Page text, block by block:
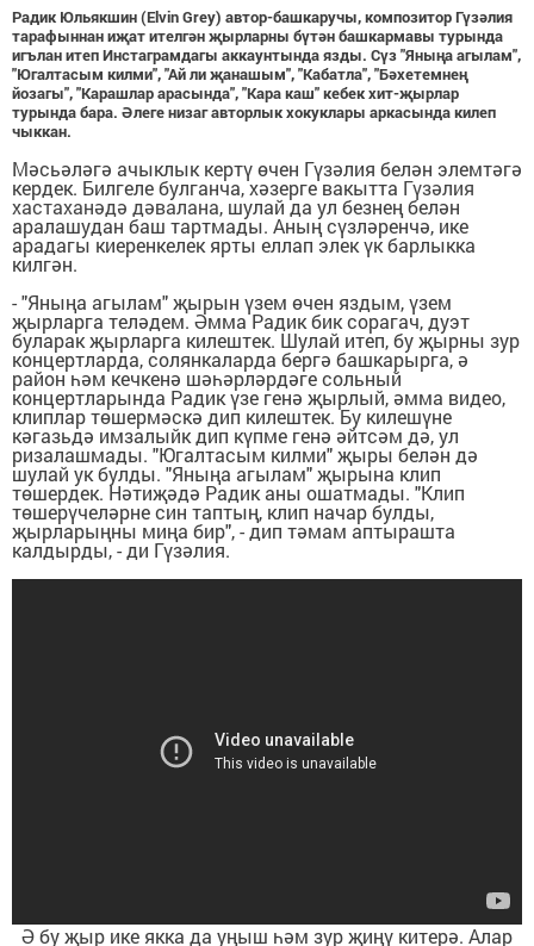
Радик Юльякшин (Elvin Grey) автор-башкаручы, композитор Гүзәлия
тарафыннан иҗат ителгән җырларны бүтән башкармавы турында
игълан итеп Инстаграмдагы аккаунтында язды. Сүз "Яныңа агылам",
"Югалтасым килми", "Ай ли җанашым", "Кабатла", "Бәхетемнең
йозагы", "Карашлар арасында", "Кара каш" кебек хит-җырлар
турында бара. Әлеге низаг авторлык хокуклары аркасында килеп
чыккан.
Мәсьәләгә ачыклык кертү өчен Гүзәлия белән элемтәгә
кердек. Билгеле булганча, хәзерге вакытта Гүзәлия
хастаханәдә дәвалана, шулай да ул безнең белән
аралашудан баш тартмады. Аның сүзләренчә, ике
арадагы киеренкелек ярты еллап элек үк барлыкка
килгән.
- "Яныңа агылам" җырын үзем өчен яздым, үзем
җырларга теләдем. Әмма Радик бик сорагач, дуэт
буларак җырларга килештек. Шулай итеп, бу җырны зур
концертларда, солянкаларда бергә башкарырга, ә
район һәм кечкенә шәһәрләрдәге сольный
концертларында Радик үзе генә җырлый, әмма видео,
клиплар төшермәскә дип килештек. Бу килешүне
кәгазьдә имзалыйк дип күпме генә әйтсәм дә, ул
ризалашмады. "Югалтасым килми" җыры белән дә
шулай ук булды. "Яныңа агылам" җырына клип
төшердек. Нәтиҗәдә Радик аны ошатмады. "Клип
төшерүчеләрне син таптың, клип начар булды,
җырларыңны миңа бир", - дип тәмам аптырашта
калдырды, - ди Гүзәлия.
Ә бу җыр ике якка да уңыш һәм зур җиңү китерә. Алар